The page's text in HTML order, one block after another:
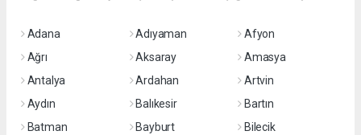
Adana Adıyaman
Afyon
Ağrı
Aksaray
Amasya
Antalya
Ardahan
Artvin
Aydın
Balıkesir
Bartın
Batman
Bayburt
Bilecik